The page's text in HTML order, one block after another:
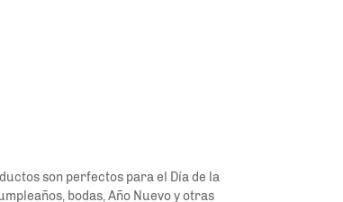
son perfectos para el Día de la
bodas, Año Nuevo y otras